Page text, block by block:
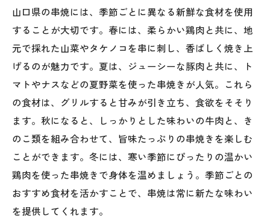
山口県の串焼には、季節ごとに異なる新鮮な食材を使用
することが大切です。春には、柔らかい鶏肉と共に、地
元で採れた山菜やタケノコを串に刺し、香ばしく焼き上
げるのが魅力です。夏は、ジューシーな豚肉と共に、ト
マトやナスなどの夏野菜を使った串焼きが人気。これら
の食材は、グリルすると甘みが引き立ち、食欲をそそり
ます。秋になると、しっかりとした味わいの牛肉と、き
のこ類を組み合わせて、旨味たっぷりの串焼きを楽しむ
ことができます。冬には、寒い季節にぴったりの温かい
鶏肉を使った串焼きで身体を温めましょう。季節ごとの
おすすめ食材を活かすことで、串焼は常に新たな味わい
を提供してくれます。